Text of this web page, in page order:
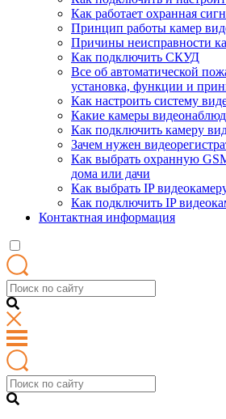
Как работает охранная
Принцип работы камер
Причины неисправности
Как подключить СКУД
Все об автоматической
установка, функции и
Как настроить систему
Какие камеры
Как подключить камеру
Зачем нужен
Как выбрать охранную
дома или дачи
Как выбрать IP
Как подключить IP
Контактная информация